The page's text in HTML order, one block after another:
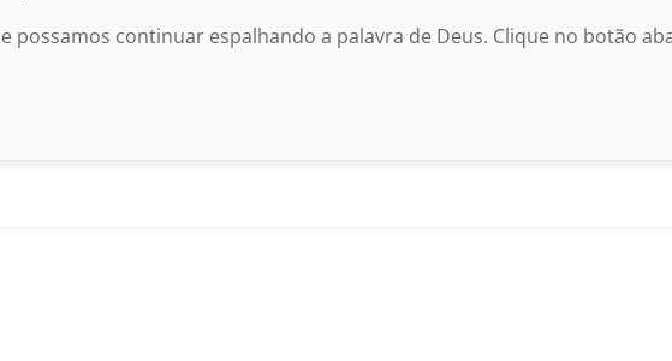
possamos continuar espalhando a palavra de Deus. Clique no botão